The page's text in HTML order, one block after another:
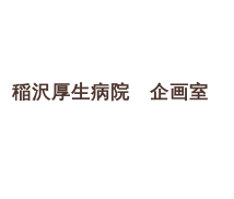
厚生病院 企画室